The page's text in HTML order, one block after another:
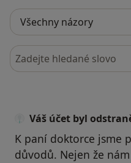
Hledejte v názorech
Váš účet byl
K paní doktorce jsme
důvodů. Nejen že